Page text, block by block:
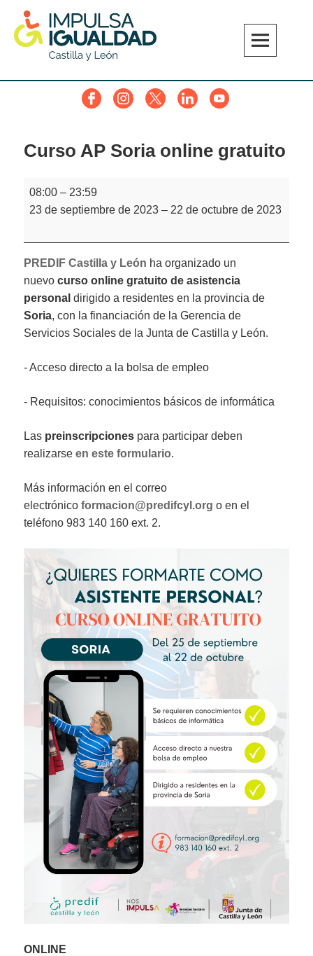
content
FacebookInstagramTwitterLinkedinYouTube
Curso AP Soria online gratuito
Curso
AP
gratuito
08:00 – 23:59
23 de septiembre de 2023 – 22 de octubre de 2023
PREDIF Castilla y León ha organizado un
nuevocurso online gratuito de asistencia
personal dirigido a residentes en la provincia de
Soria, con la financiación de la Gerencia de
Servicios Sociales de la Junta de Castilla y León.
- Acceso directo a la bolsa de empleo
- Requisitos: conocimientos básicos de informática
Las preinscripciones para participar deben
realizarseen este formulario.
Más información en el correo
electrónicoformacion@predifcyl.org o en el
teléfono 983 140 160 ext. 2.
ONLINE